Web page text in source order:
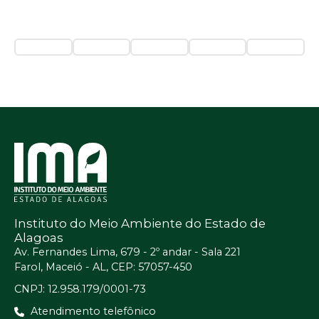
Instituto do Meio Ambiente do Estado de
Alagoas
Av. Fernandes Lima, 679 - 2º andar - Sala 221
Farol, Maceió - AL, CEP: 57057-450
CNPJ: 12.958.179/0001-73
Atendimento telefônico